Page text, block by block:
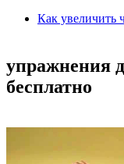
Как увеличить
упражнения
бесплатно